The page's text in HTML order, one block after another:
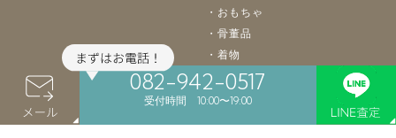
おもちゃ
骨董品
着物
バッグ
楽器
082-942-0517
受付時間 10:00〜19:00